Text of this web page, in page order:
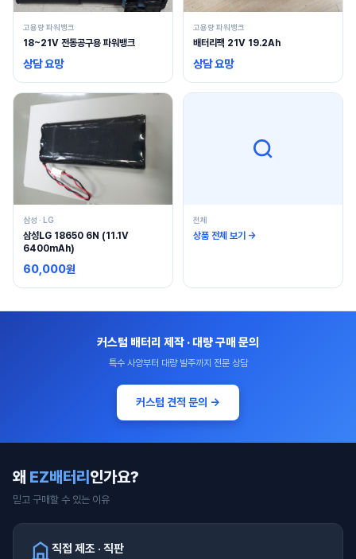
고용량 파워뱅크
18~21V 전동공구용 파워뱅크
상담 요망
고용량 파워뱅크
배터리팩 21V 19.2Ah
상담 요망
삼성 · LG
삼성LG 18650 6N (11.1V
6400mAh)
60,000원
전체
상품 전체 보기 →
커스텀 배터리 제작 · 대량 구매 문의
특수 사양부터 대량 발주까지 전문 상담
커스텀 견적 문의 →
왜 EZ배터리 인가요?
믿고 구매할 수 있는 이유
직접 제조 · 직판